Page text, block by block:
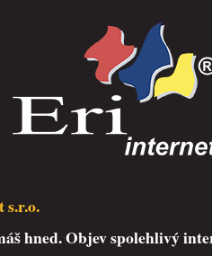
s.r.o.
hned. Objev spolehlivý